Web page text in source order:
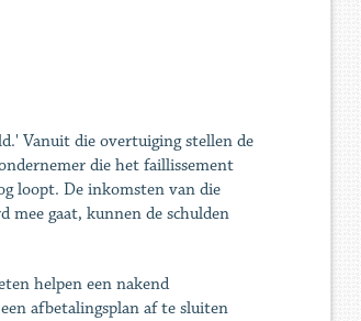
Vanuit die overtuiging stellen de
die het faillissement
loopt. De inkomsten van die
gaat, kunnen de schulden
helpen een nakend
afbetalingsplan af te sluiten